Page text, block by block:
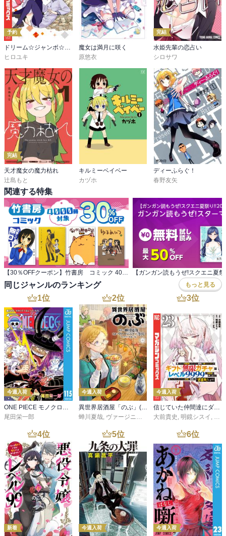
予約
ヒロユキ
魔女は満月に咲く
原悠衣
完結
水姫先輩の恋占い
シロサワ
完結
天才魔女の魔力枯れ
辻島もと
キルミーベイベー
カヅホ
ディーふらぐ！
春野友矢
関連する特集
【30％OFFクーポン】竹書房 コミック 4000冊対象
同じジャンルのランキング もっと見る
1位
今週入荷
尾田栄一郎
2位
今週入荷
蝉川夏哉 ヴァージニア二等兵 ,転
3位
今週入荷
大前貴史 明鏡シスイ
4位
新着
5位
今週入荷
6位
今週入荷